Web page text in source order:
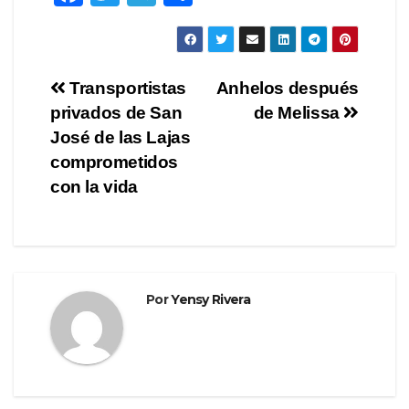
e
b
o
o
k
er
el
gr
a
m
o
m
Navegación
de
entradas
Anhelos después
de Melissa
Transportistas
privados de San
José de las Lajas
comprometidos
con la vida
PorYensy Rivera